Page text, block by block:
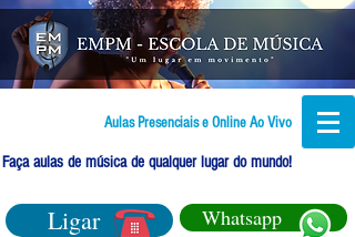
Aulas Presenciais e Online Ao Vivo
Faça aulas de música de qualquer lugar do mundo!
Ligar Whatsapp